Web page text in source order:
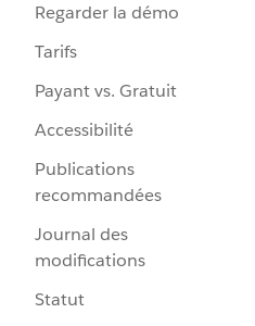
Regarder la démo
Tarifs
Payant vs. Gratuit
Accessibilité
Publications
recommandées
Journal des
modifications
Statut